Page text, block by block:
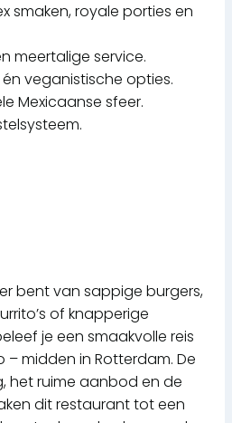
smaken, royale porties en
meertalige service.
veganistische opties.
Mexicaanse sfeer.
bent van sappige burgers,
of knapperige
je een smaakvolle reis
– midden in Rotterdam. De
het ruime aanbod en de
dit restaurant tot een